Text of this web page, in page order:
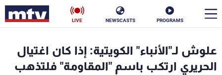
PROGRAMS
NEWSCASTS
LIVE
علوش لـ"الأنباء" الكويتية: إذا كان اغتيال
الحريري ارتكب باسم "المقاومة" فلتذهب
الأخبار